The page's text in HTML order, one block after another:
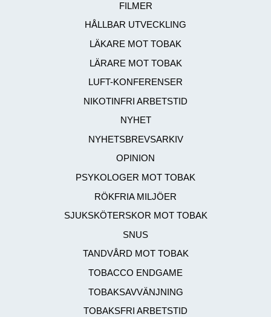
FILMER
HÅLLBAR UTVECKLING
LÄKARE MOT TOBAK
LÄRARE MOT TOBAK
LUFT-KONFERENSER
NIKOTINFRI ARBETSTID
NYHET
NYHETSBREVSARKIV
OPINION
PSYKOLOGER MOT TOBAK
RÖKFRIA MILJÖER
SJUKSKÖTERSKOR MOT TOBAK
SNUS
TANDVÅRD MOT TOBAK
TOBACCO ENDGAME
TOBAKSAVVÄNJNING
TOBAKSFRI ARBETSTID